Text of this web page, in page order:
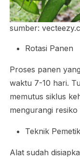
sumber:
Rotasi Panen
Proses panen
waktu 7-10 hari.
memutus siklus
mengurangi
Teknik
Alat sudah